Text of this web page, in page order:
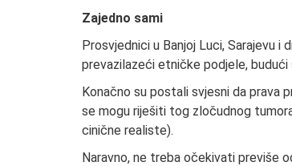
Zajedno sami
Prosvjednici u Banjoj Luci, Sarajevu i
prevazilazeći etničke podjele,
Konačno su postali svjesni da prava
se mogu riješiti tog zločudnog
cinične realiste).
Naravno, ne treba očekivati previše